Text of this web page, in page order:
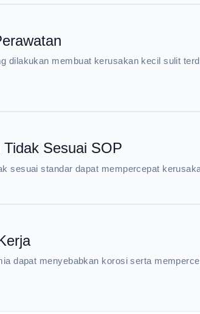
dilakukan membuat kerusakan kecil sulit
Tidak Sesuai SOP
sesuai standar dapat mempercepat
dapat menyebabkan korosi serta